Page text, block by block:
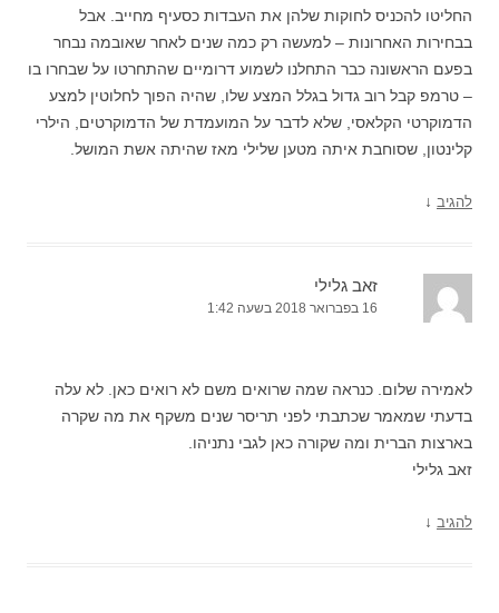
החליטו להכניס לחוקות שלהן את העבדות כסעיף מחייב. אבל
בבחירות האחרונות – למעשה רק כמה שנים לאחר שאובמה נבחר
בפעם הראשונה כבר התחלנו לשמוע דרומיים שהתחרטו על שבחרו בו
– טרמפ קבל רוב גדול בגלל המצע שלו, שהיה הפוך לחלוטין למצע
הדמוקרטי הקלאסי, שלא לדבר על המועמדת של הדמוקרטים, הילרי
קלינטון, שסוחבת איתה מטען שלילי מאז שהיתה אשת המושל.
להגיב ↓
זאב גלילי
16 בפברואר 2018 בשעה 1:42
לאמירה שלום. כנראה שמה שרואים משם לא רואים כאן. לא עלה
בדעתי שמאמר שכתבתי לפני תריסר שנים משקף את מה שקרה
בארצות הברית ומה שקורה כאן לגבי נתניהו.
זאב גלילי
להגיב ↓